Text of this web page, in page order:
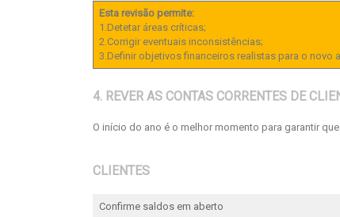
Esta revisão permite:
1.Detetar áreas críticas;
2.Corrigir eventuais inconsistências;
3.Definir objetivos financeiros realistas para o novo
4. REVER AS CONTAS CORRENTES DE
O início do ano é o melhor momento para garantir que
CLIENTES
Confirme saldos em aberto